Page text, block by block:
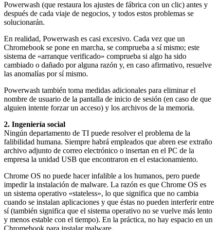
Powerwash (que restaura los ajustes de fábrica con un clic) antes y
después de cada viaje de negocios, y todos estos problemas se
solucionarán.
En realidad, Powerwash es casi excesivo. Cada vez que un
Chromebook se pone en marcha, se comprueba a sí mismo; este
sistema de «arranque verificado» comprueba si algo ha sido
cambiado o dañado por alguna razón y, en caso afirmativo, resuelve
las anomalías por sí mismo.
Powerwash también toma medidas adicionales para eliminar el
nombre de usuario de la pantalla de inicio de sesión (en caso de que
alguien intente forzar un acceso) y los archivos de la memoria.
2. Ingeniería social
Ningún departamento de TI puede resolver el problema de la
falibilidad humana. Siempre habrá empleados que abren ese extraño
archivo adjunto de correo electrónico o insertan en el PC de la
empresa la unidad USB que encontraron en el estacionamiento.
Chrome OS no puede hacer infalible a los humanos, pero puede
impedir la instalación de malware. La razón es que Chrome OS es
un sistema operativo «stateless», lo que significa que no cambia
cuando se instalan aplicaciones y que éstas no pueden interferir entre
sí (también significa que el sistema operativo no se vuelve más lento
y menos estable con el tiempo). En la práctica, no hay espacio en un
Chromebook para instalar malware.